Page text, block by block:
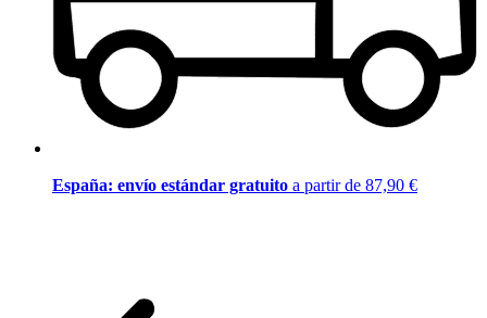
España: envío estándar gratuito a partir de 87,90 €